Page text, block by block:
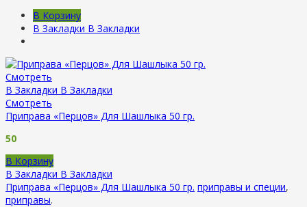
В Корзину
В Закладки В Закладки
Смотреть
В Закладки В Закладки
Смотреть
Приправа «Перцов» Для Шашлыка 50 гр.
50
В Корзину
В Закладки В Закладки
Приправа «Перцов» Для Шашлыка 50 гр. приправы и специи,
приправы.